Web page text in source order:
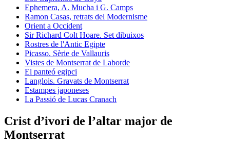
Ephemera, A. Mucha i G. Camps
Ramon Casas, retrats del Modernisme
Orient a Occident
Sir Richard Colt Hoare. Set dibuixos
Rostres de l'Antic Egipte
Picasso. Sèrie de Vallauris
Vistes de Montserrat de Laborde
El panteó egipci
Langlois. Gravats de Montserrat
Estampes japoneses
La Passió de Lucas Cranach
Crist d’ivori de l’altar major de
Montserrat